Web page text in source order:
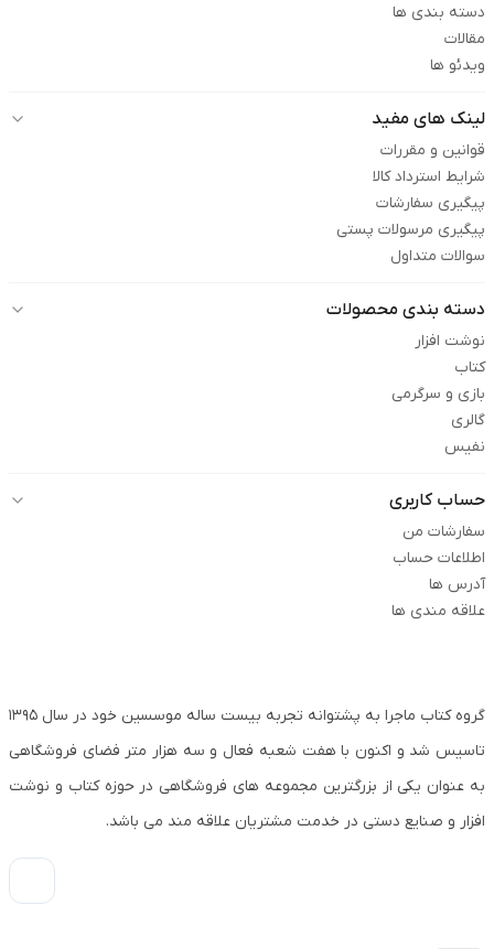
دسته بندی ها
مقالات
ویدئو ها
لینک های مفید
قوانین و مقررات
شرایط استرداد کالا
پیگیری سفارشات
پیگیری مرسولات پستی
سوالات متداول
دسته بندی محصولات
نوشت افزار
کتاب
بازی و سرگرمی
گالری
نفیس
حساب کاربری
سفارشات من
اطلاعات حساب
آدرس ها
علاقه مندی ها
گروه کتاب ماجرا به پشتوانه تجربه بیست ساله موسسین خود در سال ۱۳۹۵
تاسیس شد و اکنون با هفت شعبه فعال و سه هزار متر فضای فروشگاهی
به عنوان یکی از بزرگترین مجموعه های فروشگاهی در حوزه کتاب و نوشت
افزار و صنایع دستی در خدمت مشتریان علاقه مند می باشد.